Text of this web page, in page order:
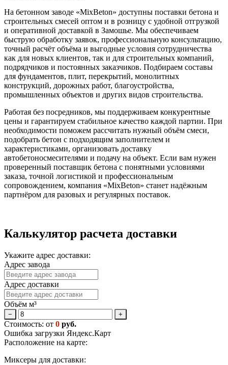
На бетонном заводе «MixBeton» доступны поставки бетона и
строительных смесей оптом и в розницу с удобной отгрузкой
и оперативной доставкой в Замошье. Мы обеспечиваем
быструю обработку заявок, профессиональную консультацию,
точный расчёт объёма и выгодные условия сотрудничества
как для новых клиентов, так и для строительных компаний,
подрядчиков и постоянных заказчиков. Подбираем составы
для фундаментов, плит, перекрытий, монолитных
конструкций, дорожных работ, благоустройства,
промышленных объектов и других видов строительства.
Работая без посредников, мы поддерживаем конкурентные
цены и гарантируем стабильное качество каждой партии. При
необходимости поможем рассчитать нужный объём смеси,
подобрать бетон с подходящим заполнителем и
характеристиками, организовать доставку
автобетоносмесителями и подачу на объект. Если вам нужен
проверенный поставщик бетона с понятными условиями
заказа, точной логистикой и профессиональным
сопровождением, компания «MixBeton» станет надёжным
партнёром для разовых и регулярных поставок.
Калькулятор расчета доставки
Укажите адрес доставки:
Адрес завода
Адрес доставки
Объём м³
− +
Стоимость: от 0 руб.
Ошибка загрузки Яндекс.Карт
Расположение на карте:
Миксеры для доставки: